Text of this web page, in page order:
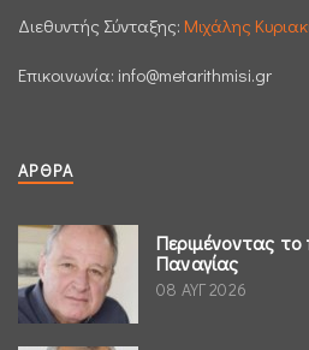
Διεθυντής Σύνταξης: Μιχάλης
Επικοινωνία: info@metarithmisi.gr
ΆΡΘΡΑ
Περιμένοντας
Παναγίας
08 ΑΥΓ 2026